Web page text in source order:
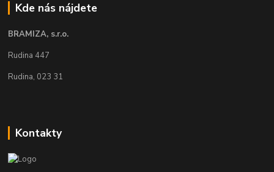
Kde nás nájdete
BRAMIZA, s.r.o.
Rudina 447
Rudina, 023 31
Kontakty